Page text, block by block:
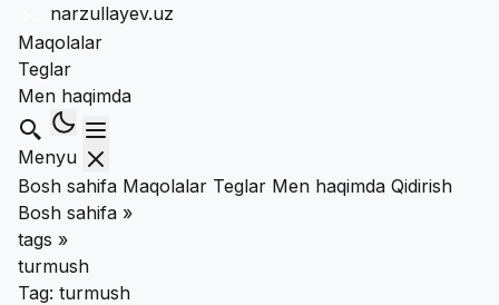
narzullayev.uz
Maqolalar
Teglar
Men haqimda
Qidirish
Menyu
Bosh sahifa Maqolalar Teglar Men haqimda Qidirish
Bosh sahifa »
tags »
turmush
Tag: turmush